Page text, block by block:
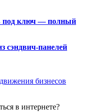
под ключ — полный
сэндвич-панелей
бизнесов
в интернете?